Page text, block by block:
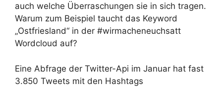
auch welche Überraschungen sie in sich tragen.
Warum zum Beispiel taucht das Keyword
„Ostfriesland“ in der #wirmacheneuchsatt
Wordcloud auf?
Eine Abfrage der Twitter-Api im Januar hat fast
3.850 Tweets mit den Hashtags